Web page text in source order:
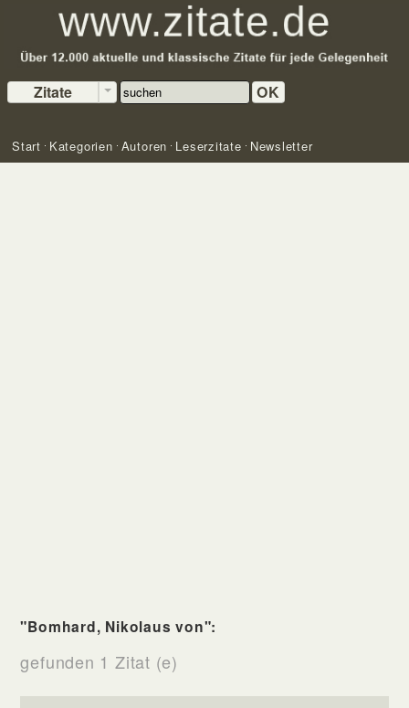
Zitate OK
Start Kategorien Autoren Leserzitate Newsletter
"Bomhard, Nikolaus von":
gefunden 1 Zitat (e)